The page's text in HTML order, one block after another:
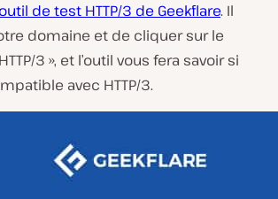
outil de test HTTP/3 de Geekflare. Il
domaine et de cliquer sur le
3 », et l’outil vous fera savoir si
avec HTTP/3.